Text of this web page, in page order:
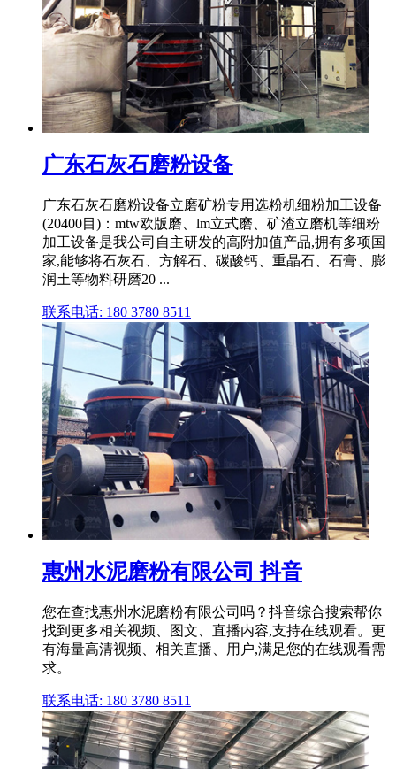
广东石灰石磨粉设备
广东石灰石磨粉设备立磨矿粉专用选粉机细粉加工设备
(20400目)：mtw欧版磨、lm立式磨、矿渣立磨机等细粉
加工设备是我公司自主研发的高附加值产品,拥有多项国
家,能够将石灰石、方解石、碳酸钙、重晶石、石膏、膨
润土等物料研磨20 ...
联系电话: 180 3780 8511
惠州水泥磨粉有限公司 抖音
您在查找惠州水泥磨粉有限公司吗？抖音综合搜索帮你
找到更多相关视频、图文、直播内容,支持在线观看。更
有海量高清视频、相关直播、用户,满足您的在线观看需
求。
联系电话: 180 3780 8511